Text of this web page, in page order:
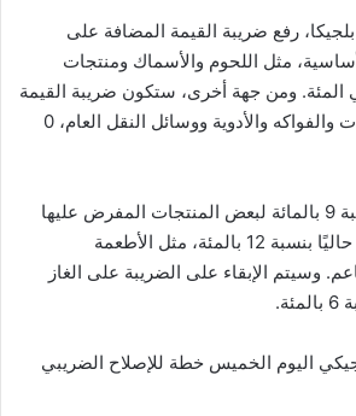
رفع ضريبة القيمة المضافة على
مثل اللحوم والأسماك ومنتجات
من 6 إلى 9 في المئة. ومن جهة أخرى، ستكون ضريبة القيمة
المضافة على الخضروات والفواكه والأدوية ووسائل النقل العام، 0
سيتم تقليل السعر بنسبة 9 بالمائة لبعض المنتجات المفرض عليها
ضريبة القيمة المضافة حاليًا بنسبة 12 بالمئة، مثل الأطعمة
وسيتم الإبقاء على الضريبة على الغاز
اليوم الخميس خطة للإصلاح الضريبي